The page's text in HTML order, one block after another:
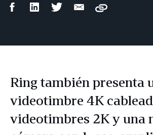
CompartirCompartirCompartirCompartir
Copy
Ring también presenta
videotimbre 4K
videotimbres 2K y una